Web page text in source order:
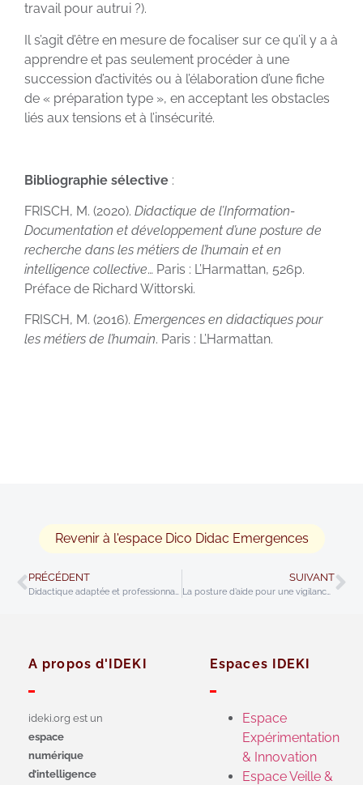
travail pour autrui ?).
Il s’agit d’être en mesure de focaliser sur ce qu’il y a à
apprendre et pas seulement procéder à une
succession d’activités ou à l’élaboration d’une fiche
de « préparation type », en acceptant les obstacles
liés aux tensions et à l’insécurité.
Bibliographie sélective :
FRISCH, M. (2020). Didactique de l’Information-
Documentation et développement d’une posture de
recherche dans les métiers de l’humain et en
intelligence collective… Paris : L’Harmattan, 526p.
Préface de Richard Wittorski.
FRISCH, M. (2016). Emergences en didactiques pour
les métiers de l’humain. Paris : L’Harmattan.
Revenir à l'espace Dico Didac Emergences
PRÉCÉDENT
Didactique adaptée et professionnalité accentuée
SUIVANT
La posture d’aide pour une vigilance renouvelée
A propos d'IDEKI
ideki.org est un
espace
numérique
d’intelligence
Espaces IDEKI
Espace
Expérimentation
& Innovation
Espace Veille &